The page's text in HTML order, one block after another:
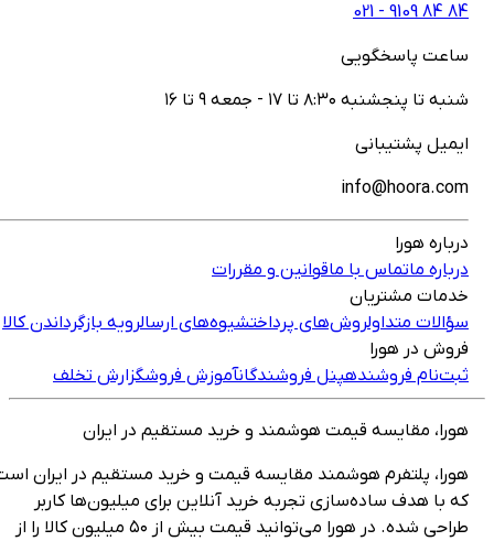
021 - ‎9109‎ ‎84‎
پاسخگویی
تا پنجشنبه ۸:۳۰ تا ۱۷ - جمعه ۹ تا ۱۶
پشتیبانی
هورا
ماتماس با ماقوانین و مقررات
مشتریان
متداولروش‌های پرداختشیوه‌های ارسالرویه بازگرداندن کالا
در هورا
فروشندهپنل فروشندگانآموزش فروشگزارش تخلف
مقایسه قیمت هوشمند و خرید مستقیم در ایران
پلتفرم هوشمند مقایسه قیمت و خرید مستقیم در ایران است
با هدف ساده‌سازی تجربه خرید آنلاین برای میلیون‌ها کاربر
طراحی شده. در هورا می‌توانید قیمت بیش از ۵۰ میلیون کالا را از